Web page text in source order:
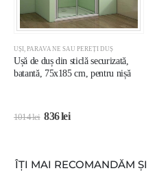
UȘI, PARAVANE SAU PEREȚI DUȘ
Ușă de duș din sticlă securizată,
batantă, 75x185 cm, pentru nișă
1014lei 836lei
ÎȚI MAI RECOMANDĂM ȘI